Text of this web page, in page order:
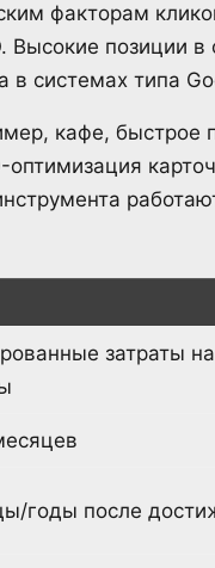
факторам
Высокие позиции
в системах типа
кафе, быстрое
затраты на
годы после